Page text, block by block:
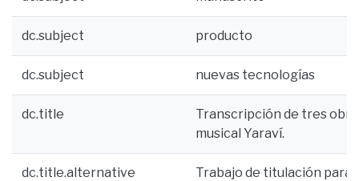
dc.subject producto
dc.subject nuevas tecnologías
dc.title
Transcripción de tres
musical Yaraví.
dc.title.alternative
Trabajo de titulación para